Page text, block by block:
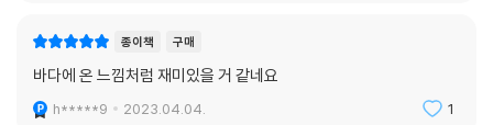
종이책 구매
바다에 온 느낌처럼 재미있을 거 같네요
h*****9 2023.04.04. 1